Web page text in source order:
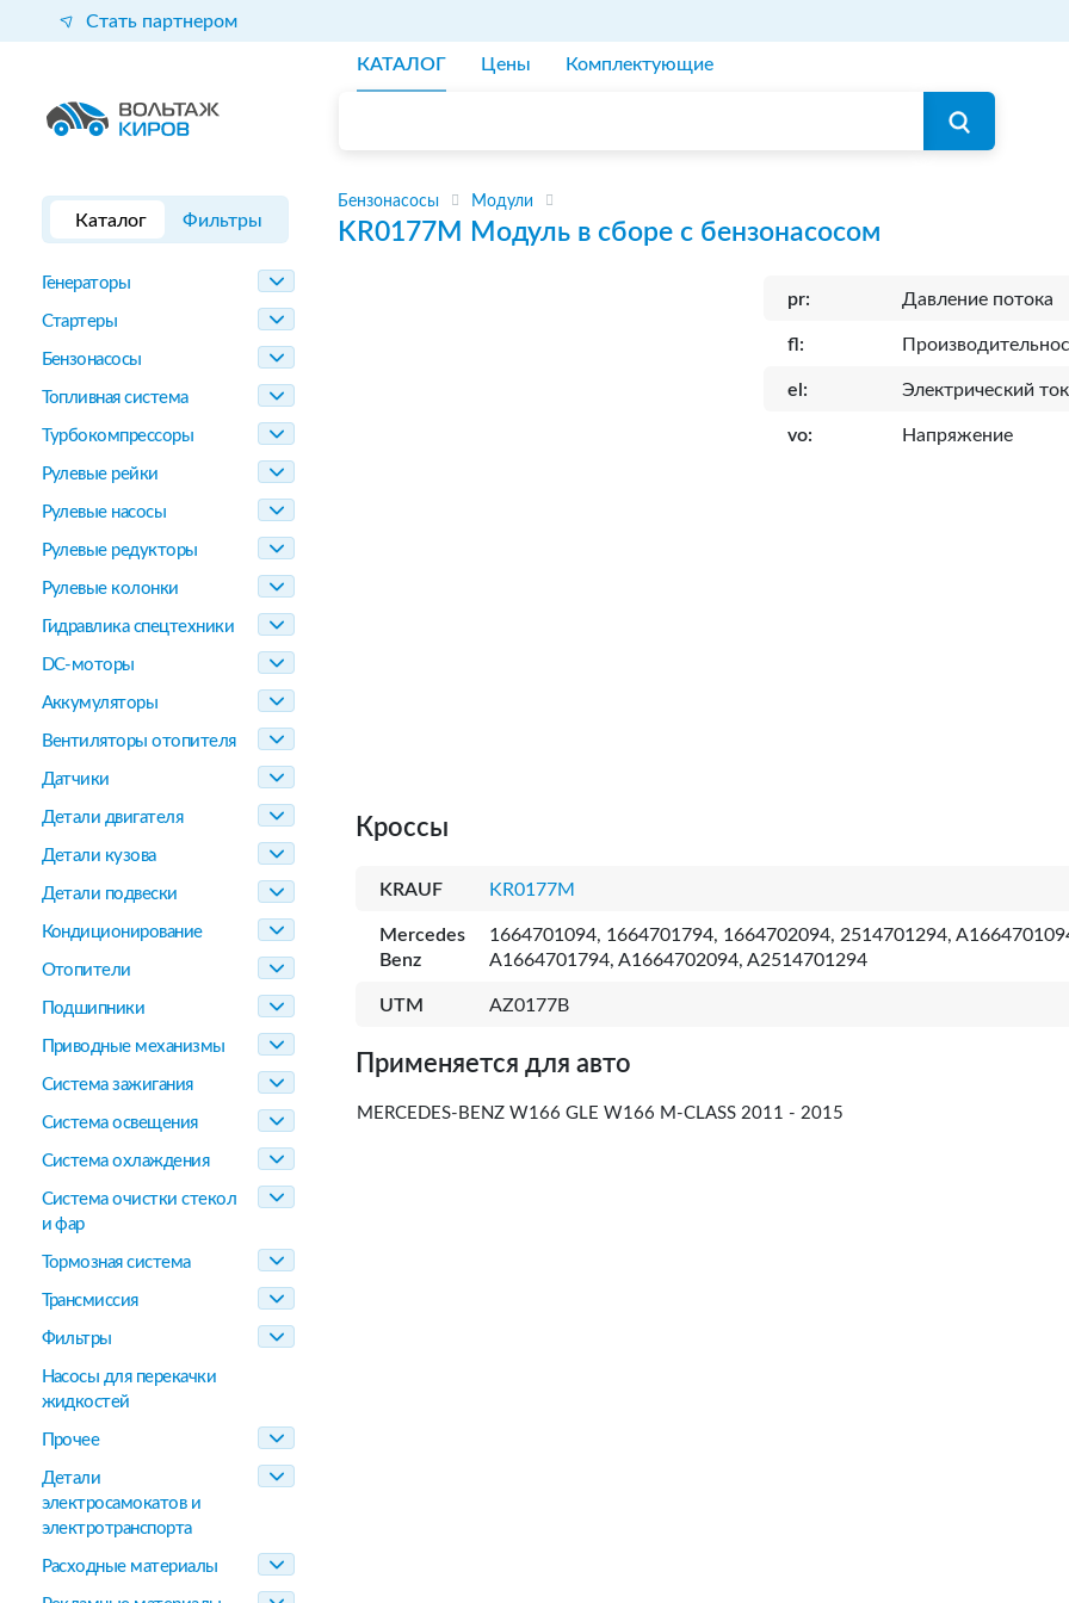
Стать партнером
КАТАЛОГ Цены Комплектующие
Каталог Фильтры
Генераторы
Стартеры
Бензонасосы
Топливная система
Турбокомпрессоры
Рулевые рейки
Рулевые насосы
Рулевые редукторы
Рулевые колонки
Гидравлика спецтехники
DC-моторы
Аккумуляторы
Вентиляторы отопителя
Датчики
Детали двигателя
Детали кузова
Детали подвески
Кондиционирование
Отопители
Подшипники
Приводные механизмы
Система зажигания
Система освещения
Система охлаждения
Система очистки стекол
и фар
Тормозная система
Трансмиссия
Фильтры
Насосы для перекачки
жидкостей
Прочее
Детали
электросамокатов и
электротранспорта
Расходные материалы
Бензонасосы Модули
KR0177M Модуль в сборе с бензонасосом
pr: Давление потока
fl:
el: Электрический ток
vo: Напряжение
Кроссы
KRAUF KR0177M
Mercedes
Benz
1664701094, 1664701794, 1664702094, 2514701294,
A1664701794, A1664702094, A2514701294
UTM AZ0177B
Применяется для авто
MERCEDES-BENZ W166 GLE W166 M-CLASS 2011 - 2015